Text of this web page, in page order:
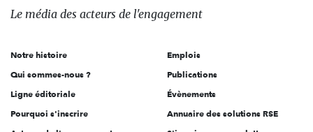
des
l'engagement
Le média des acteurs de l'engagement
Notre histoire
Qui sommes-nous ?
Ligne éditoriale
Pourquoi s'inscrire
Emplois
Publications
Évènements
Annuaire des solutions RSE